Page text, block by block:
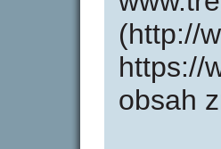
(http://
https://
obsah